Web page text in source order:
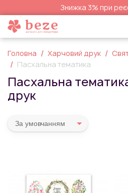
Знижка 3% при
Головна Харчовий друк
Пасхальна тематика
Пасхальна
друк
За умовчанням